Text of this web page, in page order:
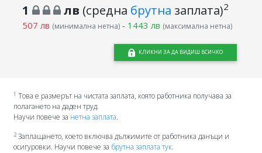
1 лв (средна брутна заплата)2
507 лв (минимална нетна)- 1443 лв (максимална нетна)
КЛИКНИ ЗА ДА ВИДИШ ВСИЧКО
1 Това е размерът на чистата заплата, която работника получава за
полагането на даден труд.
Научи повече за нетна заплата.
2Заплащането, което включва дължимите от работника данъци и
осигуровки. Научи повече за брутна заплата тук.